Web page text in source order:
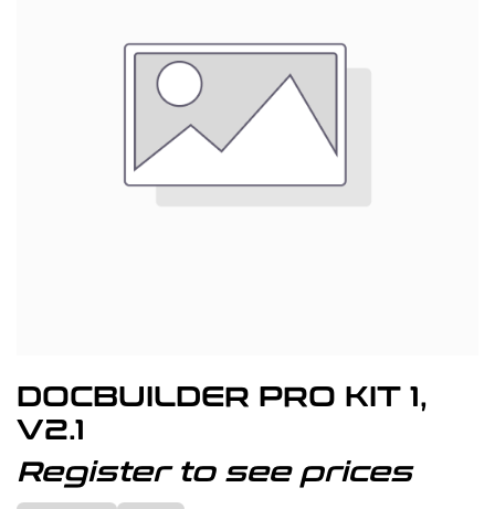
DOCBUILDER PRO KIT 1,
V2.1
Register to see prices